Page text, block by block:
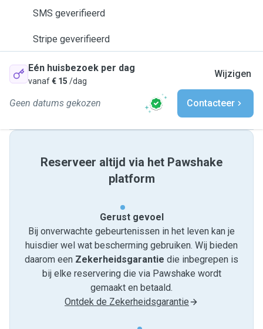
SMS geverifieerd
Stripe geverifieerd
Eén huisbezoek per dag
vanaf€ 15 /dag
Wijzigen
Geen datums gekozen Contacteer
Reserveer altijd via het Pawshake
platform
Gerust gevoel
Bij onverwachte gebeurtenissen in het leven kan je
huisdier wel wat bescherming gebruiken. Wij bieden
daarom een Zekerheidsgarantie die inbegrepen is
bij elke reservering die via Pawshake wordt
gemaakt en betaald.
Ontdek de Zekerheidsgarantie